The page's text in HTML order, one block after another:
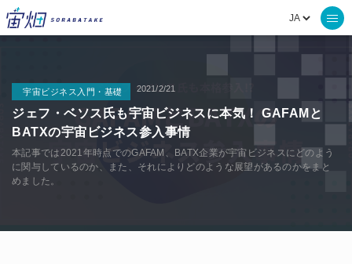
宇宙ビジネス入門・基礎 2021/2/21
ジェフ・ベソス氏も宇宙ビジネスに本気！ GAFAMと
BATXの宇宙ビジネス参入事情
本記事では2021年時点でのGAFAM、BATX企業が宇宙ビジネスにどのよう
に関与しているのか、また、それによりどのような展望があるのかをまと
めました。